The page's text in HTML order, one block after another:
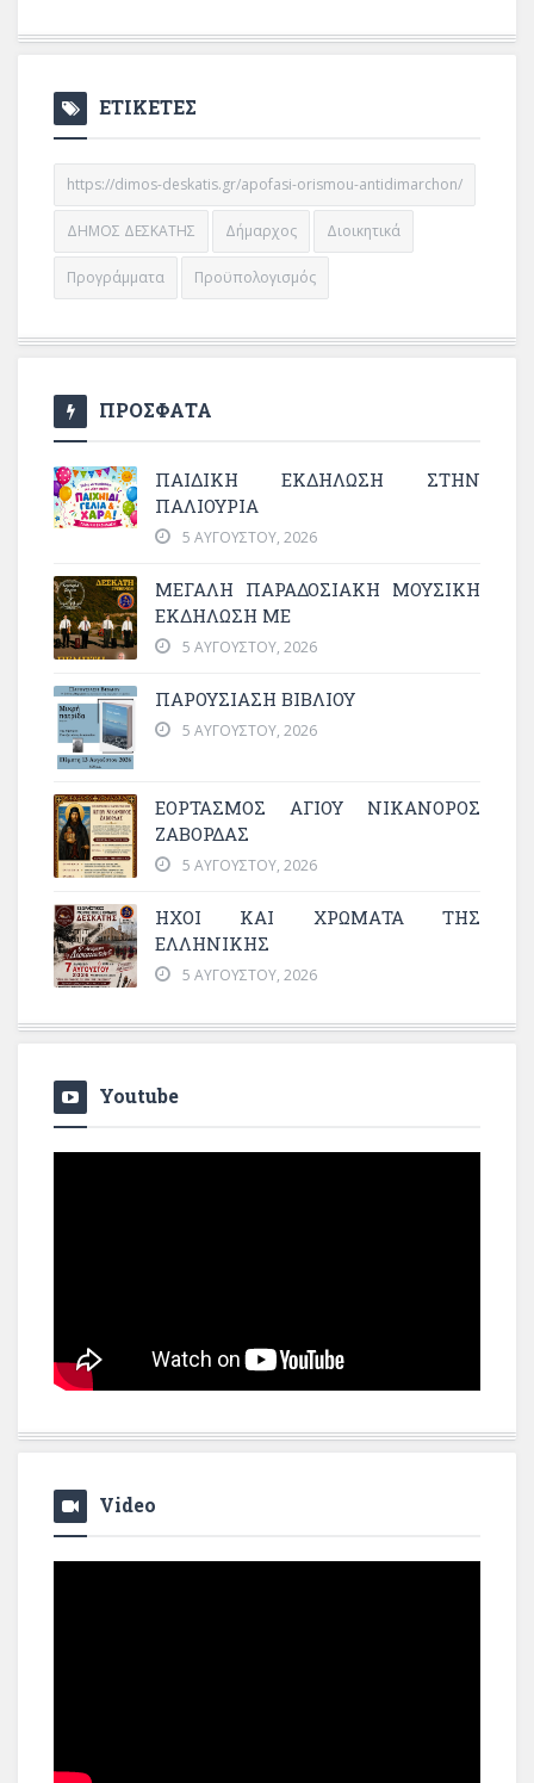
ΕΤΙΚΕΤΕΣ
https://dimos-deskatis.gr/apofasi-orismou-antidimarchon/
ΔΗΜΟΣ ΔΕΣΚΑΤΗΣ Δήμαρχος Διοικητικά
Προγράμματα Προϋπολογισμός
ΠΡΟΣΦΑΤΑ
ΠΑΙΔΙΚΗ ΕΚΔΗΛΩΣΗ ΣΤΗΝ
ΠΑΛΙΟΥΡΙΑ
5 ΑΥΓΟΎΣΤΟΥ, 2026
ΜΕΓΆΛΗ ΠΑΡΑΔΟΣΙΑΚΉ ΜΟΥΣΙΚΉ
ΕΚΔΉΛΩΣΗ ΜΕ
5 ΑΥΓΟΎΣΤΟΥ, 2026
ΠΑΡΟΥΣΙΑΣΗ ΒΙΒΛΙΟΥ
5 ΑΥΓΟΎΣΤΟΥ, 2026
ΕΟΡΤΑΣΜΟΣ ΑΓΙΟΥ ΝΙΚΑΝΟΡΟΣ
ΖΑΒΟΡΔΑΣ
5 ΑΥΓΟΎΣΤΟΥ, 2026
ΗΧΟΙ ΚΑΙ ΧΡΩΜΑΤΑ ΤΗΣ
ΕΛΛΗΝΙΚΗΣ
5 ΑΥΓΟΎΣΤΟΥ, 2026
Youtube
Video